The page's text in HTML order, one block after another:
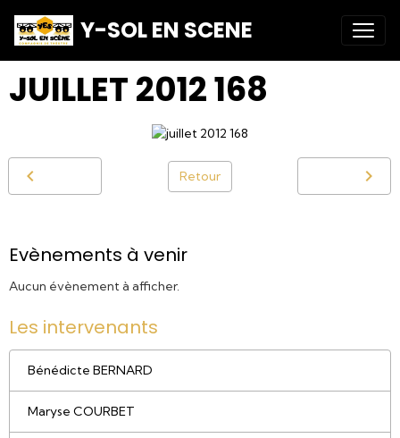
Y-SOL EN SCENE
JUILLET 2012 168
Retour
Evènements à venir
Aucun évènement à afficher.
Les intervenants
Bénédicte BERNARD
Maryse COURBET